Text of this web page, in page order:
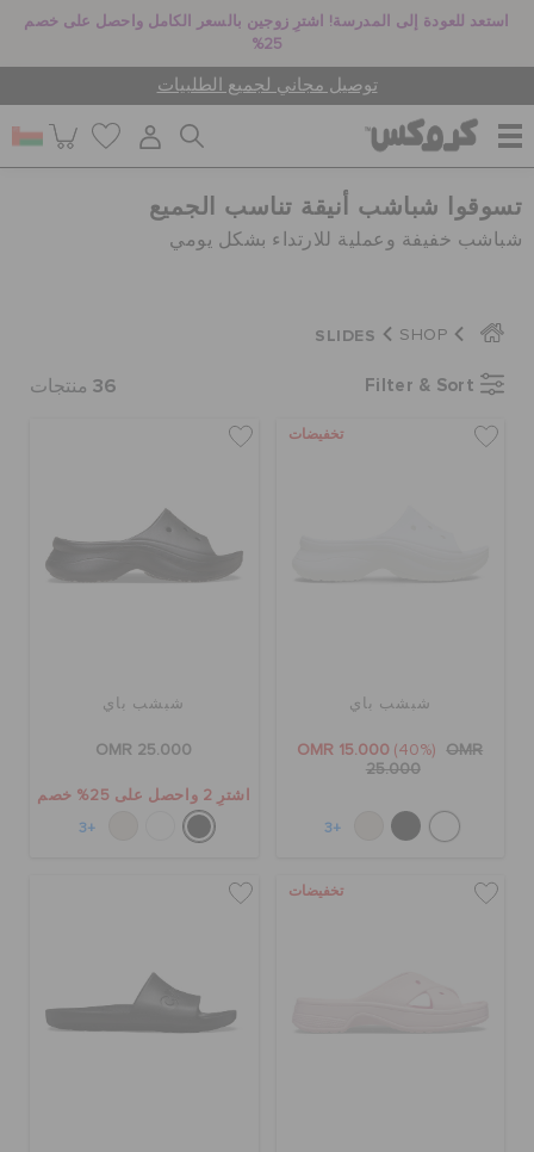
استعد للعودة إلى المدرسة! اشترِ زوجين بالسعر الكامل واحصل على خصم
25%
توصيل مجاني لجميع الطلبيات
للنساء
أطفال
تسوقوا شباشب أنيقة تناسب الجميع
شباشب خفيفة وعملية للارتداء بشكل يومي
SHOP
SLIDES
Filter & Sort
36 منتجات
تخفيضات
شبشب باي
OMR 15.000 (40%)
OMR
25.000
+3
شبشب باي
OMR 25.000
اشترِ 2 واحصل على 25% خصم
+3
تخفيضات